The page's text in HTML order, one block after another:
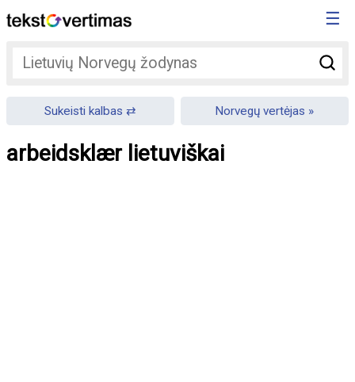
☰
Sukeisti kalbas Norvegų vertėjas
arbeidsklær lietuviškai